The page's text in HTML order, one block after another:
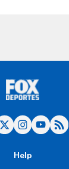
Help